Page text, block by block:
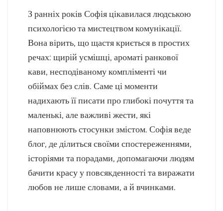
З ранніх років Софія цікавилася людською
психологією та мистецтвом комунікації.
Вона вірить, що щастя криється в простих
речах: щирій усмішці, ароматі ранкової
кави, несподіваному компліменті чи
обіймах без слів. Саме ці моменти
надихають її писати про глибокі почуття та
маленькі, але важливі жести, які
наповнюють стосунки змістом. Софія веде
блог, де ділиться своїми спостереженнями,
історіями та порадами, допомагаючи людям
бачити красу у повсякденності та виражати
любов не лише словами, а й вчинками.